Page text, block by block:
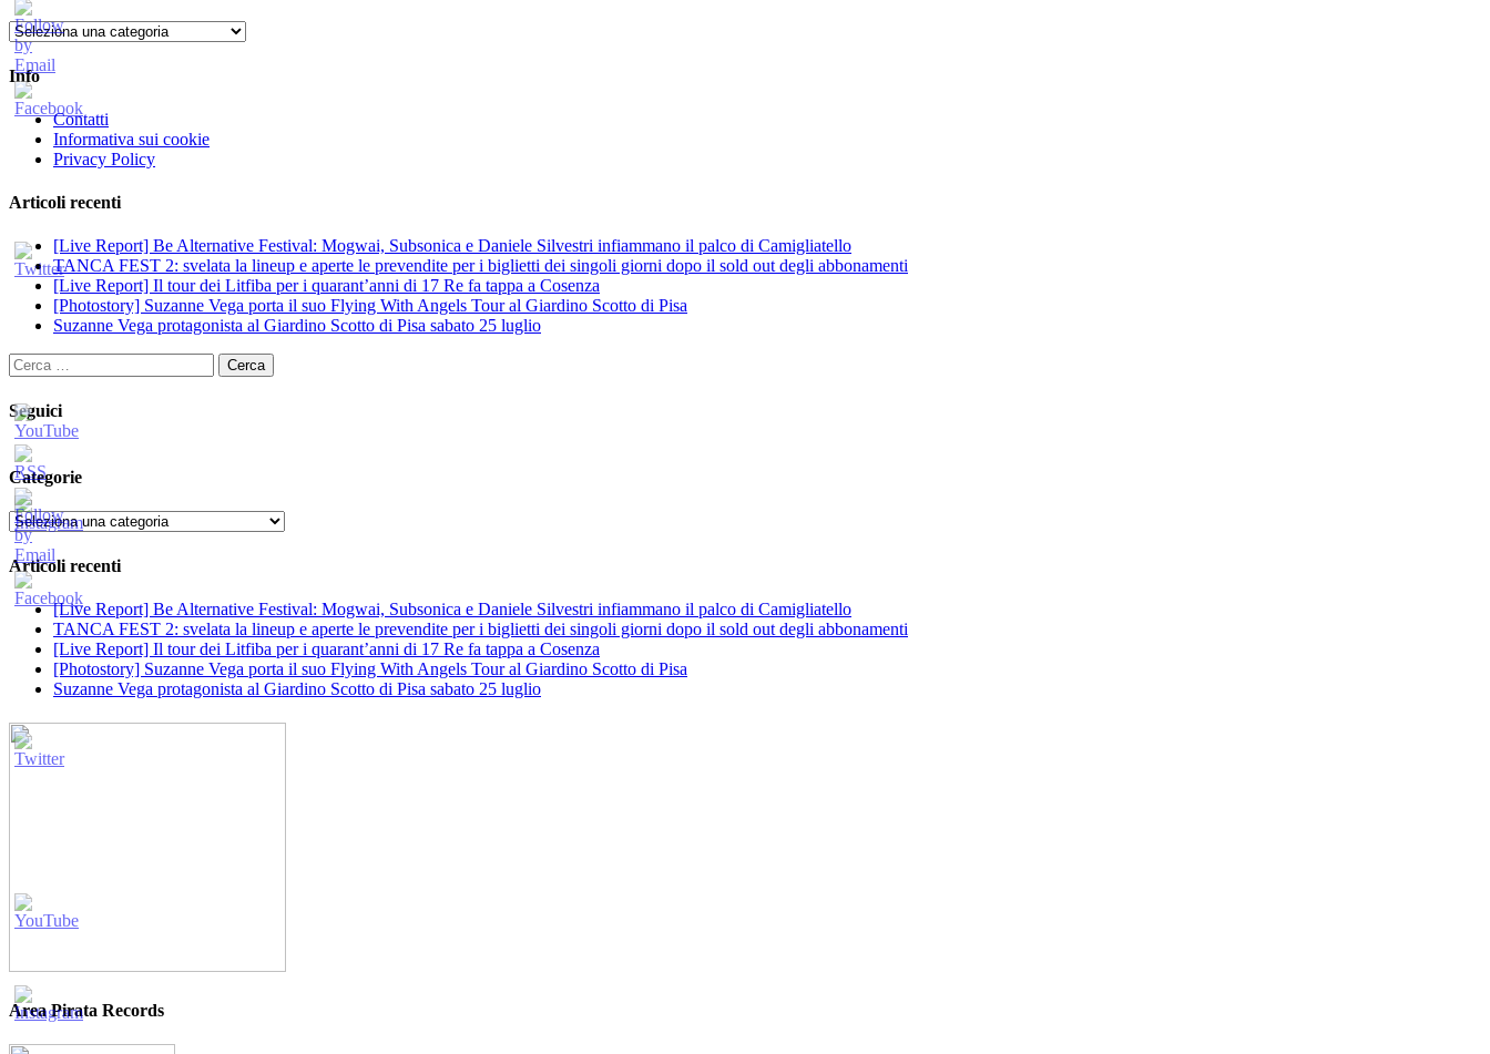
Categorie
Info
Contatti
Informativa sui cookie
Privacy Policy
Articoli recenti
[Live Report] Be Alternative Festival: Mogwai, Subsonica e Daniele Silvestri infiammano il palco di Camigliatello
TANCA FEST 2: svelata la lineup e aperte le prevendite per i biglietti dei singoli giorni dopo il sold out degli abbonamenti
[Live Report] Il tour dei Litfiba per i quarant’anni di 17 Re fa tappa a Cosenza
[Photostory] Suzanne Vega porta il suo Flying With Angels Tour al Giardino Scotto di Pisa
Suzanne Vega protagonista al Giardino Scotto di Pisa sabato 25 luglio
Ricerca
per:
Seguici
Categorie
Categorie
Articoli recenti
[Live Report] Be Alternative Festival: Mogwai, Subsonica e Daniele Silvestri infiammano il palco di Camigliatello
TANCA FEST 2: svelata la lineup e aperte le prevendite per i biglietti dei singoli giorni dopo il sold out degli abbonamenti
[Live Report] Il tour dei Litfiba per i quarant’anni di 17 Re fa tappa a Cosenza
[Photostory] Suzanne Vega porta il suo Flying With Angels Tour al Giardino Scotto di Pisa
Suzanne Vega protagonista al Giardino Scotto di Pisa sabato 25 luglio
Area Pirata Records